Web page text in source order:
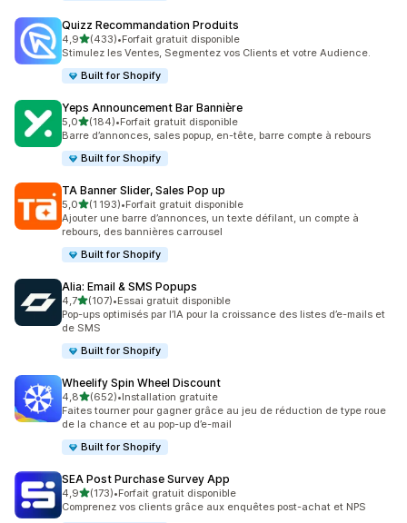
Quizz Recommandation Produits
4,9étoile(s) sur 5
(433)
433 avis au total
•Forfait gratuit disponible
Stimulez les Ventes, Segmentez vos Clients et votre Audience.
Built for Shopify
Yeps Announcement Bar Bannière
5,0étoile(s) sur 5
(184)
184 avis au total
•Forfait gratuit disponible
Barre d’annonces, sales popup, en-tête, barre compte à rebours
Built for Shopify
TA Banner Slider, Sales Pop up
5,0étoile(s) sur 5
(1 193)
1193 avis au total
•Forfait gratuit disponible
Ajouter une barre d’annonces, un texte défilant, un compte à
rebours, des bannières carrousel
Built for Shopify
Alia: Email & SMS Popups
4,7étoile(s) sur 5
(107)
107 avis au total
•Essai gratuit disponible
Pop-ups optimisés par l’IA pour la croissance des listes d’e-mails et
de SMS
Built for Shopify
Wheelify Spin Wheel Discount
4,8étoile(s) sur 5
(652)
652 avis au total
•Installation gratuite
Faites tourner pour gagner grâce au jeu de réduction de type roue
de la chance et au pop-up d’e-mail
Built for Shopify
SEA Post Purchase Survey App
4,9étoile(s) sur 5
(173)
173 avis au total
•Forfait gratuit disponible
Comprenez vos clients grâce aux enquêtes post-achat et NPS